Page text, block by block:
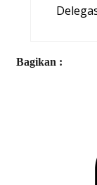
Bagikan :